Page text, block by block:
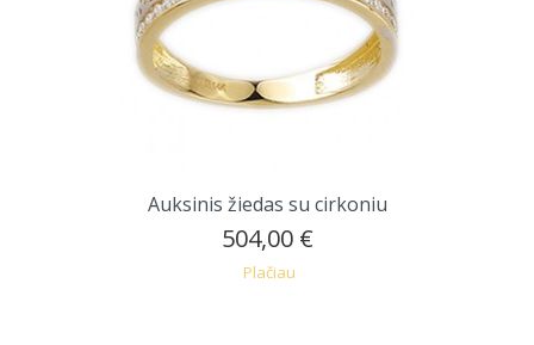
Auksinis žiedas su cirkoniu
504,00 €
Plačiau